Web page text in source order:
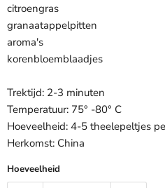
citroengras
granaatappelpitten
aroma's
korenbloemblaadjes
Trektijd: 2-3 minuten
Temperatuur: 75° -80° C
Hoeveelheid: 4-5 theelepeltjes
Herkomst: China
Hoeveelheid